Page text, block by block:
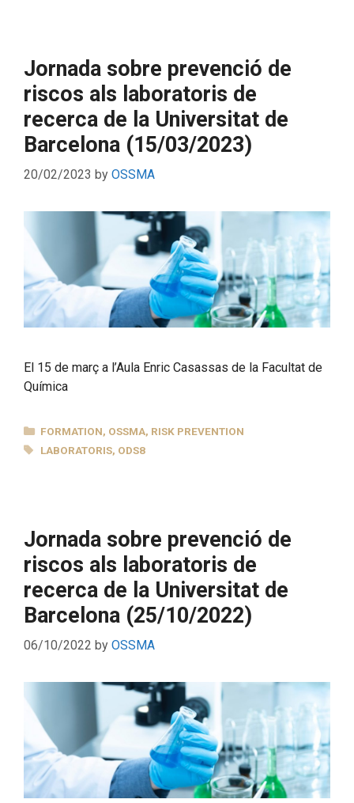
Jornada sobre prevenció de
riscos als laboratoris de
recerca de la Universitat de
Barcelona (15/03/2023)
20/02/2023 by OSSMA
El 15 de març a l’Aula Enric Casassas de la Facultat de
Química
CATEGORIES
FORMATION, OSSMA, RISK PREVENTION
TAGS
LABORATORIS, ODS8
Jornada sobre prevenció de
riscos als laboratoris de
recerca de la Universitat de
Barcelona (25/10/2022)
06/10/2022 by OSSMA